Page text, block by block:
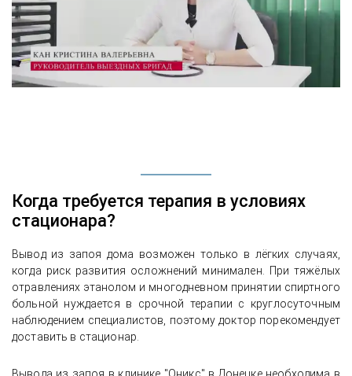
Когда требуется терапия в условиях
стационара?
Вывод из запоя дома возможен только в лёгких случаях,
когда риск развития осложнений минимален. При тяжёлых
отравлениях этанолом и многодневном принятии спиртного
больной нуждается в срочной терапии с круглосуточным
наблюдением специалистов, поэтому доктор порекомендует
доставить в стационар.